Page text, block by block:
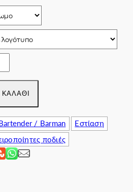
/ Barman
Εστίαση
ποδιές